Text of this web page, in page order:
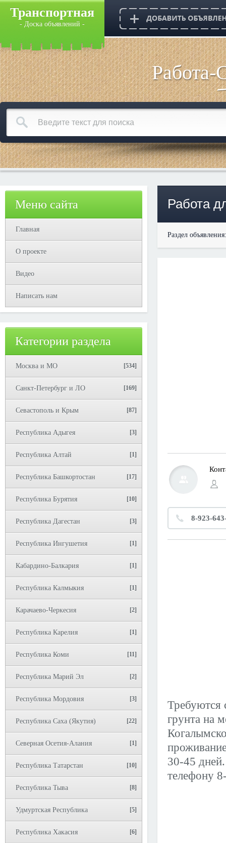
Транспортная
- Доска объявлений -
Меню сайта
Главная
О проекте
Видео
Написать нам
Категории раздела
Москва и МО [534]
Санкт-Петербург и ЛО [169]
Севастополь и Крым [87]
Республика Адыгея [3]
Республика Алтай [1]
Республика Башкортостан [17]
Республика Бурятия [10]
Республика Дагестан [3]
Республика Ингушетия [1]
Кабардино-Балкария [1]
Республика Калмыкия [1]
Карачаево-Черкесия [2]
Республика Карелия [1]
Республика Коми [11]
Республика Марий Эл [2]
Республика Мордовия [3]
Республика Саха (Якутия) [22]
Северная Осетия-Алания [1]
Республика Татарстан [10]
Республика Тыва [8]
Удмуртская Республика [5]
Республика Хакасия [6]
Работа
Раздел
8-923-
Требуются
грунта на
30-45
телефону